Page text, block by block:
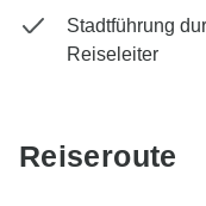
Stadtführung
Reiseleiter
Reiseroute